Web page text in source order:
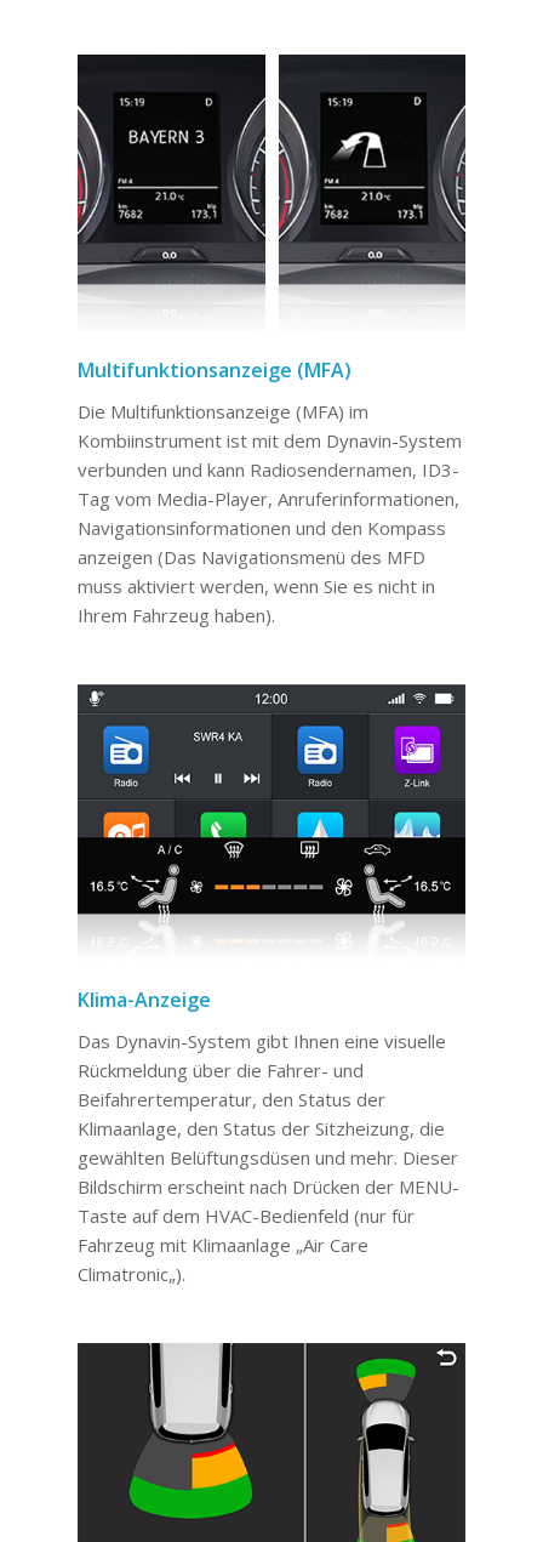
Multifunktionsanzeige (MFA)
Die Multifunktionsanzeige (MFA) im
Kombiinstrument ist mit dem Dynavin-System
verbunden und kann Radiosendernamen, ID3-
Tag vom Media-Player, Anruferinformationen,
Navigationsinformationen und den Kompass
anzeigen (Das Navigationsmenü des MFD
muss aktiviert werden, wenn Sie es nicht in
Ihrem Fahrzeug haben).
Klima-Anzeige
Das Dynavin-System gibt Ihnen eine visuelle
Rückmeldung über die Fahrer- und
Beifahrertemperatur, den Status der
Klimaanlage, den Status der Sitzheizung, die
gewählten Belüftungsdüsen und mehr. Dieser
Bildschirm erscheint nach Drücken der MENU-
Taste auf dem HVAC-Bedienfeld (nur für
Fahrzeug mit Klimaanlage „Air Care
Climatronic„).